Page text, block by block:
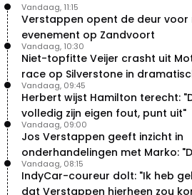
Verstappen opent de deur voor
evenement op Zandvoort
Vandaag, 11:15
Niet-topfitte Veijer crasht uit
race op Silverstone in
weekend
Vandaag, 10:30
Herbert wijst Hamilton terecht:
volledig zijn eigen fout, punt uit"
Vandaag, 09:45
Jos Verstappen geeft inzicht in
onderhandelingen met Marko:
was ik erg door verrast"
Vandaag, 09:00
IndyCar-coureur dolt: "Ik heb
dat Verstappen hierheen zou
Vandaag, 08:15